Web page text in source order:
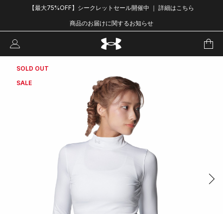
【最大75%OFF】シークレットセール開催中 ｜ 詳細はこちら
商品のお届けに関するお知らせ
SOLD OUT
SALE